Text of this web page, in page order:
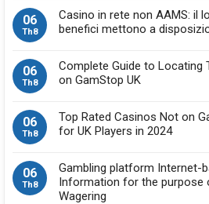
06
Th8
Casino in rete non AAMS: il
benefici mettono a
06
Th8
Complete Guide to
on GamStop UK
06
Th8
Top Rated Casinos Not on
for UK Players in 2024
06
Th8
Gambling platform Internet-
Information for the purpose
Wagering